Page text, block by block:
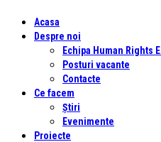
Acasa
Despre noi
Echipa Human Rights
Posturi vacante
Contacte
Ce facem
Știri
Evenimente
Proiecte